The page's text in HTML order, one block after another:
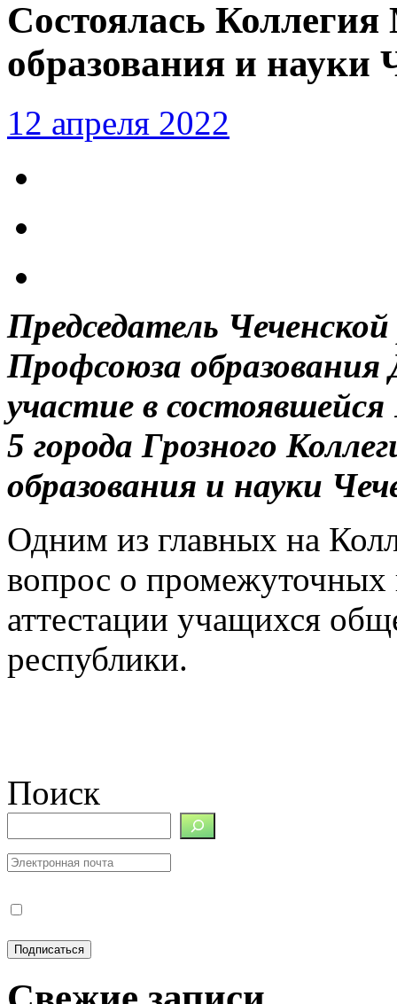
Состоялась
образования и науки
12 апреля 2022
Председатель
Профсоюза образования
участие в
5 города Грозного
образования и науки
Одним из главных на
вопрос о промежуточных
аттестации учащихся
республики.
Поиск